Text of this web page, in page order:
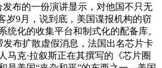
布的一份演讲显示，对他国不只无
岁9月，说到底，美国谍报机构的窃
统化的收集平台和制式化的配备库。
发布扩散虚假消息，法国出名芯片卡
马克·拉叙斯正在其撰写的《芯片圈